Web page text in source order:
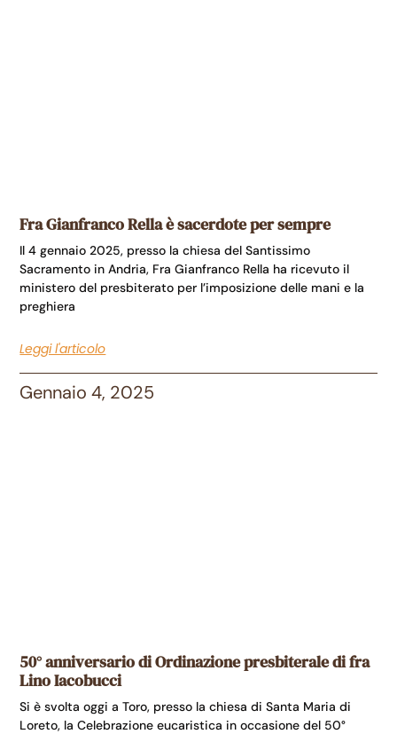
Fra Gianfranco Rella è sacerdote per sempre
Il 4 gennaio 2025, presso la chiesa del Santissimo
Sacramento in Andria, Fra Gianfranco Rella ha ricevuto il
ministero del presbiterato per l’imposizione delle mani e la
preghiera
Leggi l'articolo
Gennaio 4, 2025
50° anniversario di Ordinazione presbiterale di fra
Lino Iacobucci
Si è svolta oggi a Toro, presso la chiesa di Santa Maria di
Loreto, la Celebrazione eucaristica in occasione del 50°